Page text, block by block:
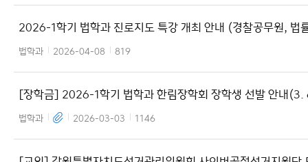
2026-1학기 법학과 진로지도 특강 개최 안내 (경찰공무원, 법
무원, 민간취업 분야)
법학과 2026-04-08 819
[장학금] 2026-1학기 법학과 한림장학회 장학생 선발 안내(3.
(금) 17:00까
법학과 2026-03-03 1146